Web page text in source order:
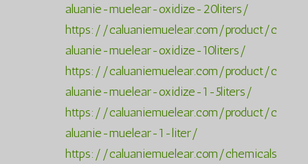
aluanie-muelear-oxidize-20liters/
https://caluaniemuelear.com/product/c
aluanie-muelear-oxidize-10liters/
https://caluaniemuelear.com/product/c
aluanie-muelear-oxidize-1-5liters/
https://caluaniemuelear.com/product/c
aluanie-muelear-1-liter/
https://caluaniemuelear.com/chemicals